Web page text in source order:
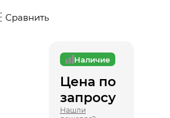
Сравнить
Наличие
Цена по
запросу
Нашли